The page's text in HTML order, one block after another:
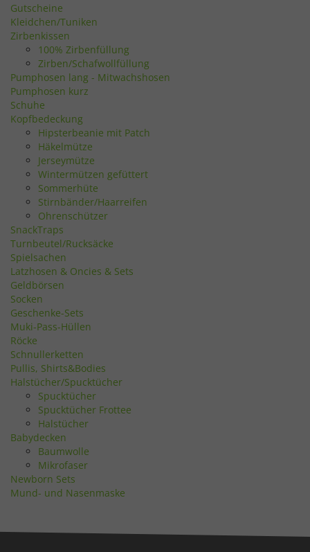
Gutscheine
Kleidchen/Tuniken
Zirbenkissen
100% Zirbenfüllung
Zirben/Schafwollfüllung
Pumphosen lang - Mitwachshosen
Pumphosen kurz
Schuhe
Kopfbedeckung
Hipsterbeanie mit Patch
Häkelmütze
Jerseymütze
Wintermützen gefüttert
Sommerhüte
Stirnbänder/Haarreifen
Ohrenschützer
SnackTraps
Turnbeutel/Rucksäcke
Spielsachen
Latzhosen & Oncies & Sets
Geldbörsen
Socken
Geschenke-Sets
Muki-Pass-Hüllen
Röcke
Schnullerketten
Pullis, Shirts&Bodies
Halstücher/Spucktücher
Spucktücher
Spucktücher Frottee
Halstücher
Babydecken
Baumwolle
Mikrofaser
Newborn Sets
Mund- und Nasenmaske